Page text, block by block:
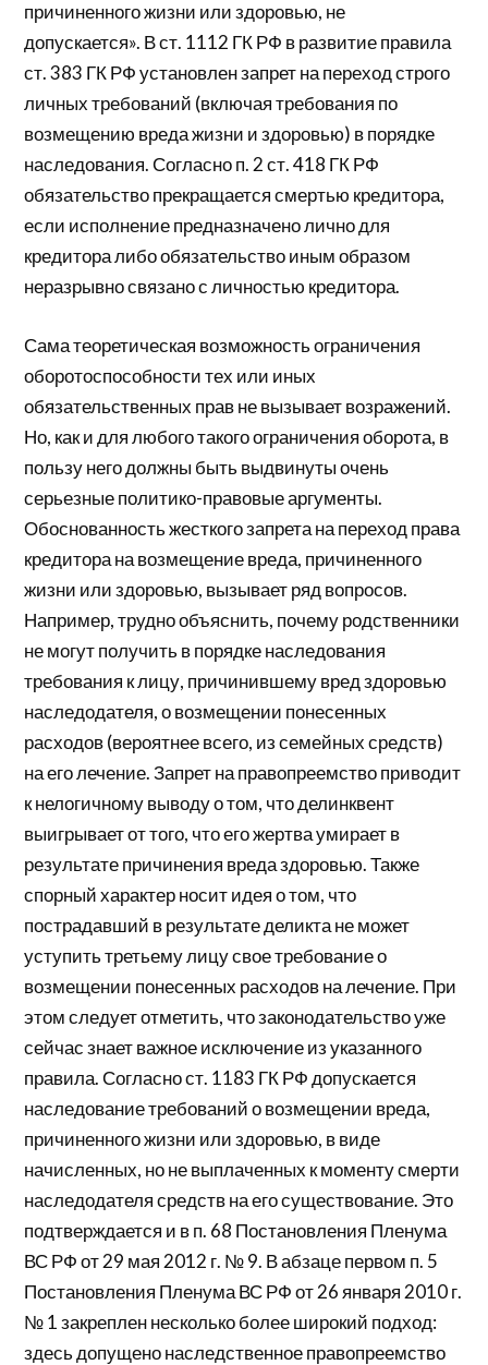
причиненного жизни или здоровью, не
допускается». В ст. 1112 ГК РФ в развитие правила
ст. 383 ГК РФ установлен запрет на переход строго
личных требований (включая требования по
возмещению вреда жизни и здоровью) в порядке
наследования. Согласно п. 2 ст. 418 ГК РФ
обязательство прекращается смертью кредитора,
если исполнение предназначено лично для
кредитора либо обязательство иным образом
неразрывно связано с личностью кредитора.
Сама теоретическая возможность ограничения
оборотоспособности тех или иных
обязательственных прав не вызывает возражений.
Но, как и для любого такого ограничения оборота, в
пользу него должны быть выдвинуты очень
серьезные политико-правовые аргументы.
Обоснованность жесткого запрета на переход права
кредитора на возмещение вреда, причиненного
жизни или здоровью, вызывает ряд вопросов.
Например, трудно объяснить, почему родственники
не могут получить в порядке наследования
требования к лицу, причинившему вред здоровью
наследодателя, о возмещении понесенных
расходов (вероятнее всего, из семейных средств)
на его лечение. Запрет на правопреемство приводит
к нелогичному выводу о том, что делинквент
выигрывает от того, что его жертва умирает в
результате причинения вреда здоровью. Также
спорный характер носит идея о том, что
пострадавший в результате деликта не может
уступить третьему лицу свое требование о
возмещении понесенных расходов на лечение. При
этом следует отметить, что законодательство уже
сейчас знает важное исключение из указанного
правила. Согласно ст. 1183 ГК РФ допускается
наследование требований о возмещении вреда,
причиненного жизни или здоровью, в виде
начисленных, но не выплаченных к моменту смерти
наследодателя средств на его существование. Это
подтверждается и в п. 68 Постановления Пленума
ВС РФ от 29 мая 2012 г. № 9. В абзаце первом п. 5
Постановления Пленума ВС РФ от 26 января 2010 г.
№ 1 закреплен несколько более широкий подход:
здесь допущено наследственное правопреемство